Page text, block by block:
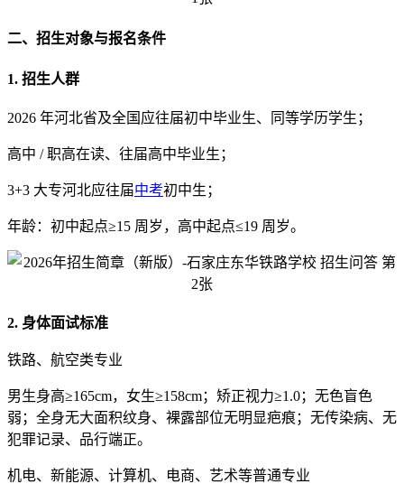
二、招生对象与报名条件
1. 招生人群
2026 年河北省及全国应往届初中毕业生、同等学历学生；
高中 / 职高在读、往届高中毕业生；
3+3 大专河北应往届中考初中生；
年龄：初中起点≥15 周岁，高中起点≤19 周岁。
2. 身体面试标准
铁路、航空类专业
男生身高≥165cm，女生≥158cm；矫正视力≥1.0；无色盲色
弱；全身无大面积纹身、裸露部位无明显疤痕；无传染病、无
犯罪记录、品行端正。
机电、新能源、计算机、电商、艺术等普通专业